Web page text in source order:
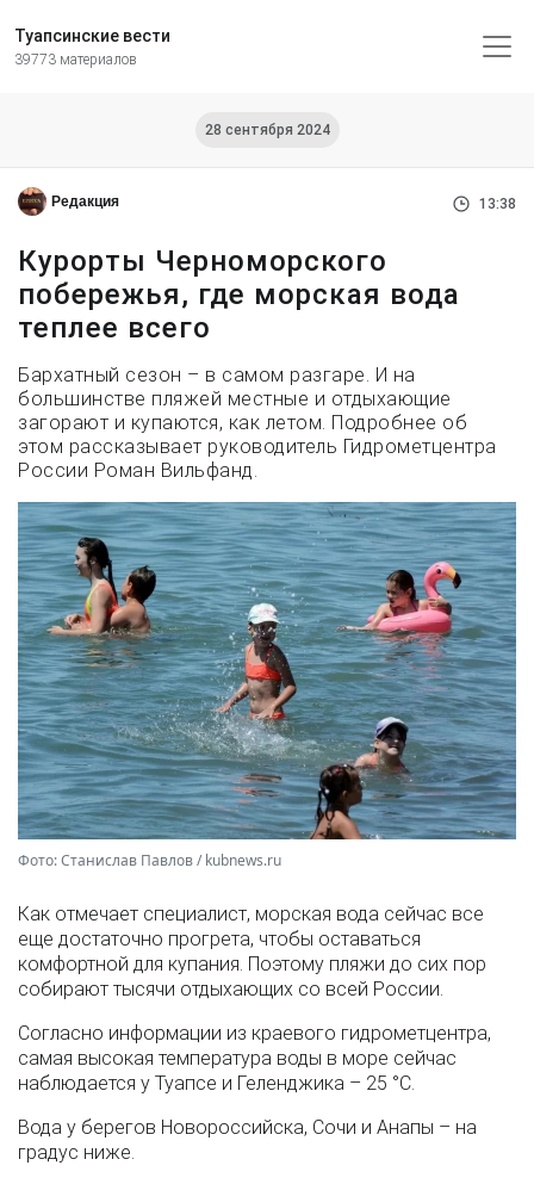
Туапсинские вести
39773 материалов
28 сентября 2024
Редакция 13:38
Курорты Черноморского
побережья, где морская вода
теплее всего
Бархатный сезон – в самом разгаре. И на
большинстве пляжей местные и отдыхающие
загорают и купаются, как летом. Подробнее об
этом рассказывает руководитель Гидрометцентра
России Роман Вильфанд.
Фото: Станислав Павлов / kubnews.ru
Как отмечает специалист, морская вода сейчас все
еще достаточно прогрета, чтобы оставаться
комфортной для купания. Поэтому пляжи до сих пор
собирают тысячи отдыхающих со всей России.
Согласно информации из краевого гидрометцентра,
самая высокая температура воды в море сейчас
наблюдается у Туапсе и Геленджика – 25 °С.
Вода у берегов Новороссийска, Сочи и Анапы – на
градус ниже.